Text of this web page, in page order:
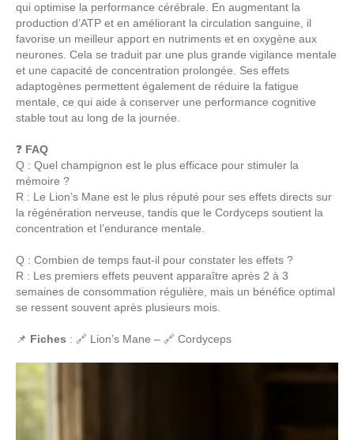
qui optimise la performance cérébrale. En augmentant la
production d’ATP et en améliorant la circulation sanguine, il
favorise un meilleur apport en nutriments et en oxygène aux
neurones. Cela se traduit par une plus grande vigilance mentale
et une capacité de concentration prolongée. Ses effets
adaptogènes permettent également de réduire la fatigue
mentale, ce qui aide à conserver une performance cognitive
stable tout au long de la journée.
❓ FAQ
Q : Quel champignon est le plus efficace pour stimuler la
mémoire ?
R : Le Lion’s Mane est le plus réputé pour ses effets directs sur
la régénération nerveuse, tandis que le Cordyceps soutient la
concentration et l’endurance mentale.
Q : Combien de temps faut-il pour constater les effets ?
R : Les premiers effets peuvent apparaître après 2 à 3
semaines de consommation régulière, mais un bénéfice optimal
se ressent souvent après plusieurs mois.
📌 Fiches : 🔗 Lion’s Mane – 🔗 Cordyceps